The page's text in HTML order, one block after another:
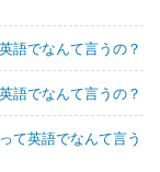
語でなんて言うの？
語でなんて言うの？
て英語でなんて言う